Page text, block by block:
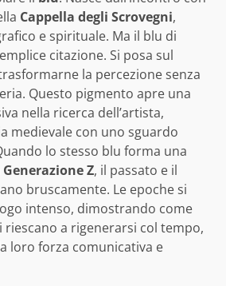
Cappella degli Scrovegni,
e spirituale. Ma il blu di
citazione. Si posa sul
la percezione senza
Questo pigmento apre una
nella ricerca dell’artista,
medievale con uno sguardo
lo stesso blu forma una
Generazione Z, il passato e il
bruscamente. Le epoche si
intenso, dimostrando come
riescano a rigenerarsi col tempo,
loro forza comunicativa e